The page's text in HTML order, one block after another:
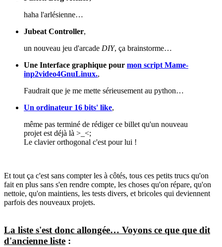
haha l'arlésienne…
Jubeat Controller,
un nouveau jeu d'arcade DIY, ça brainstorme…
Une Interface graphique pour mon script Mame-
inp2video4GnuLinux.,
Faudrait que je me mette sérieusement au python…
Un ordinateur 16 bits' like,
même pas terminé de rédiger ce billet qu'un nouveau
projet est déjà là >_<;
Le clavier orthogonal c'est pour lui !
Et tout ça c'est sans compter les à côtés, tous ces petits trucs qu'on
fait en plus sans s'en rendre compte, les choses qu'on répare, qu'on
nettoie, qu'on maintiens, les tests divers, et bricoles qui deviennent
parfois des nouveaux projets.
La liste s'est donc allongée… Voyons ce que que dit
d'ancienne liste :